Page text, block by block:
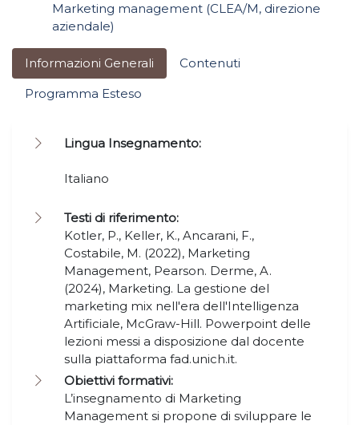
Informazioni Generali
Contenuti
Programma Esteso
Lingua Insegnamento:
Italiano
Testi di riferimento:
Kotler, P., Keller, K., Ancarani, F.,
Costabile, M. (2022), Marketing
Management, Pearson. Derme, A.
(2024), Marketing. La gestione del
marketing mix nell'era dell'Intelligenza
Artificiale, McGraw-Hill. Powerpoint delle
lezioni messi a disposizione dal docente
sulla piattaforma fad.unich.it.
Obiettivi formativi:
L’insegnamento di Marketing
Management si propone di sviluppare le
Marketing management (CLEA/M, direzione
aziendale)